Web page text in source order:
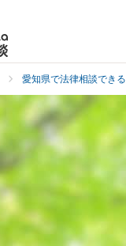
愛知県で法律相談でき